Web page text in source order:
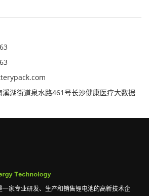
湖街道泉水路461号长沙健康医疗大数据
家专业研发、生产和销售锂电池的高新技术企